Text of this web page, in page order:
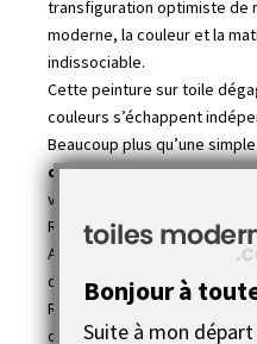
transfiguration optimiste de
moderne, la couleur et la
indissociable.
Cette peinture sur toile
couleurs s’échappent
Beaucoup plus qu’une
coloréest une véritable
votre pièce et la
Rien ne vaut une bonne
Aussi, laissez-vous
de vie et de l
uminosité
Rayonnement cosmique est
démarque par ses couleurs
Bonjour à
Suite à mon